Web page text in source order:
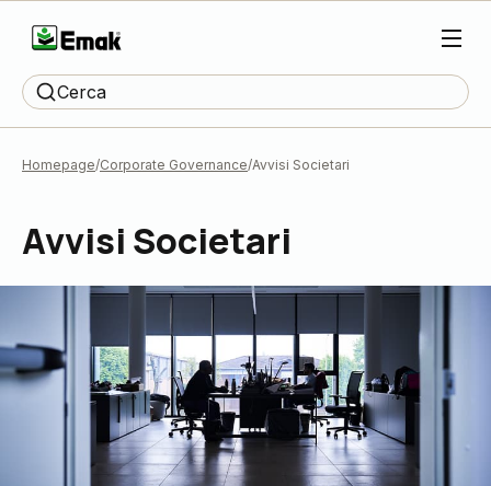
Cerca
Homepage Corporate Governance Avvisi Societari
Avvisi Societari